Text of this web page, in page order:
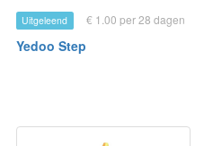
Uitgeleend € 1.00 per 28 dagen
Yedoo Step